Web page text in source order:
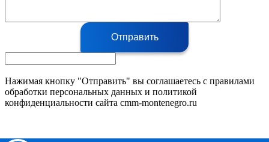
Отправить
Нажимая кнопку "Отправить" вы соглашаетесь с правилами
обработки персональных данных и политикой
конфиденциальности сайта cmm-montenegro.ru